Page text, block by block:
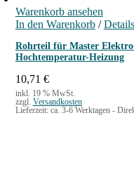
Warenkorb ansehen
In den Warenkorb / Details
Rohrteil für Master
Hochtemperatur-Heizung
10,71 €
inkl. 19 % MwSt.
zzgl. Versandkosten
Lieferzeit: ca. 3-6 Werktagen -